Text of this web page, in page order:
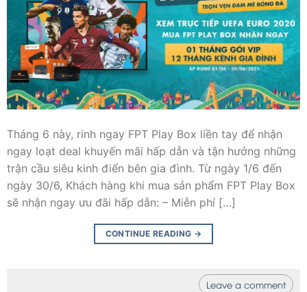
Tháng 6 này, rinh ngay FPT Play Box liền tay để nhận
ngay loạt deal khuyến mãi hấp dẫn và tận hưởng những
trận cầu siêu kinh điển bên gia đình. Từ ngày 1/6 đến
ngày 30/6, Khách hàng khi mua sản phẩm FPT Play Box
sẽ nhận ngay ưu đãi hấp dẫn: – Miễn phí […]
CONTINUE READING →
Leave a comment